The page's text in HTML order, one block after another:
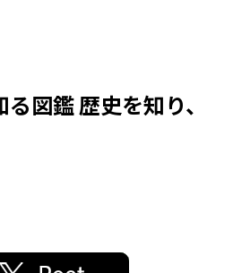
図鑑 歴史を知り、